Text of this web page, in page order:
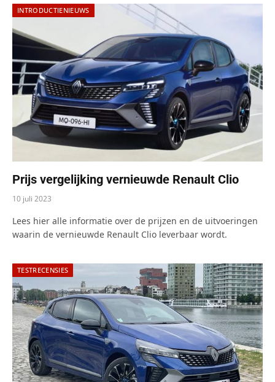
INTRODUCTIENIEUWS
Prijs vergelijking vernieuwde Renault Clio
10 juli 2023
Lees hier alle informatie over de prijzen en de uitvoeringen
waarin de vernieuwde Renault Clio leverbaar wordt.
TESTRECENSIES